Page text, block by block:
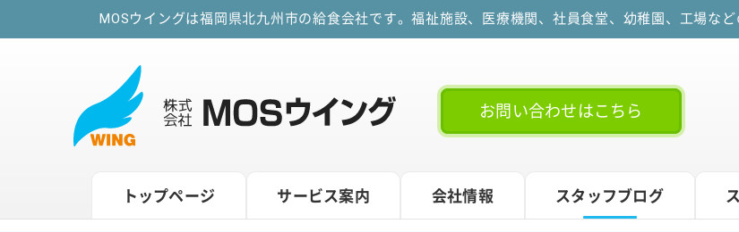
MOSウイングは福岡県北九州市の給食会社です。福祉施設、医療機関、社員食堂、幼稚園、工場な
お問い合わせはこちら
トップページ サービス案内 会社情報 スタッフブログ